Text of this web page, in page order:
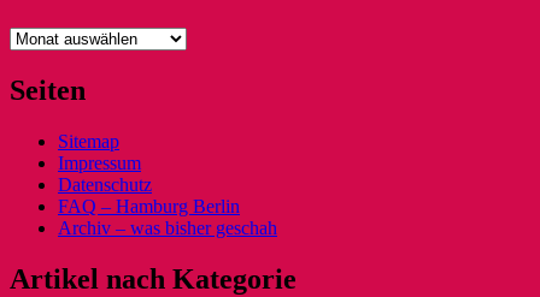
Archiv
Seiten
Sitemap
Impressum
Datenschutz
FAQ – Hamburg Berlin
Archiv – was bisher geschah
Artikel nach Kategorie